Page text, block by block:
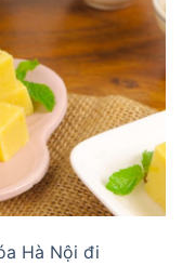
Hà Nội đi